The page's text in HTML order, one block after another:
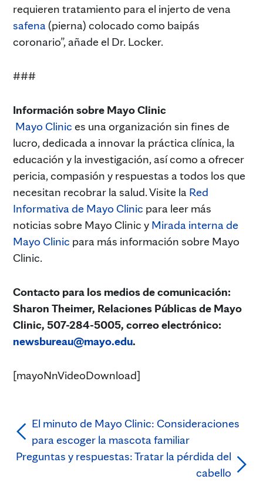
requieren tratamiento para el injerto de vena
safena(pierna) colocado como baipás
coronario”, añade el Dr. Locker.
###
Información sobre Mayo Clinic
Mayo Clinic es una organización sin fines de
lucro, dedicada a innovar la práctica clínica, la
educación y la investigación, así como a ofrecer
pericia, compasión y respuestas a todos los que
necesitan recobrar la salud. Visite la Red
Informativa de Mayo Clinic para leer más
noticias sobre Mayo Clinic y Mirada interna de
Mayo Clinic para más información sobre Mayo
Clinic.
Contacto para los medios de comunicación:
Sharon Theimer, Relaciones Públicas de Mayo
Clinic, 507-284-5005, correo electrónico:
newsbureau@mayo.edu.
[mayoNnVideoDownload]
El minuto de Mayo Clinic: Consideraciones
para escoger la mascota familiar
Preguntas y respuestas: Tratar la pérdida del
cabello